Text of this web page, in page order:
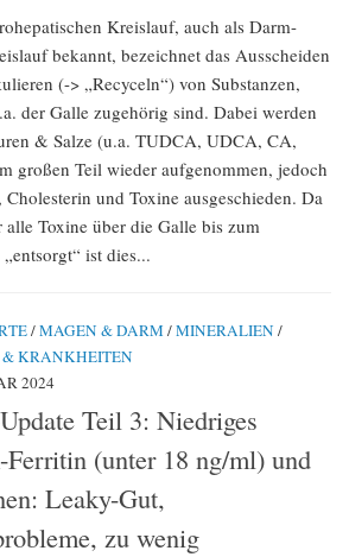
Kreislauf, auch als Darm-
bekannt, bezeichnet das Ausscheiden
(-> „Recyceln“) von Substanzen,
der Galle zugehörig sind. Dabei werden
& Salze (u.a. TUDCA, UDCA, CA,
großen Teil wieder aufgenommen, jedoch
und Toxine ausgeschieden. Da
alle Toxine über die Galle bis zum
ist dies...
/MAGEN & DARM /MINERALIEN /
& KRANKHEITEN
2024
Teil 3: Niedriges
Ferritin (unter 18 ng/ml) und
Leaky-Gut,
zu wenig